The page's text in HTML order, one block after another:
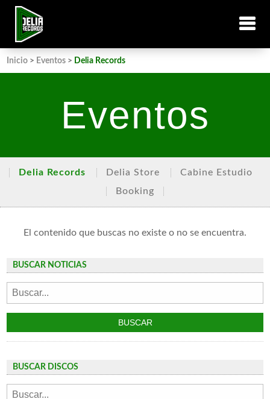
Inicio > Eventos > Delia Records
Eventos
Delia Records Delia Store
Cabine Estudio
Booking
El contenido que buscas no existe o no se encuentra.
BUSCAR NOTICIAS
BUSCAR DISCOS